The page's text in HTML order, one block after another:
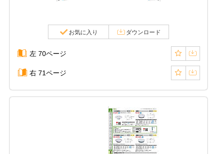
お気に入り ダウンロード
左 70ページ
右 71ページ